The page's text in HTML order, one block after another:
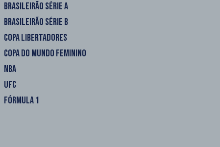
BRASILEIRÃO SÉRIE A
BRASILEIRÃO SÉRIE B
COPA LIBERTADORES
COPA DO MUNDO FEMININO
NBA
UFC
FÓRMULA 1